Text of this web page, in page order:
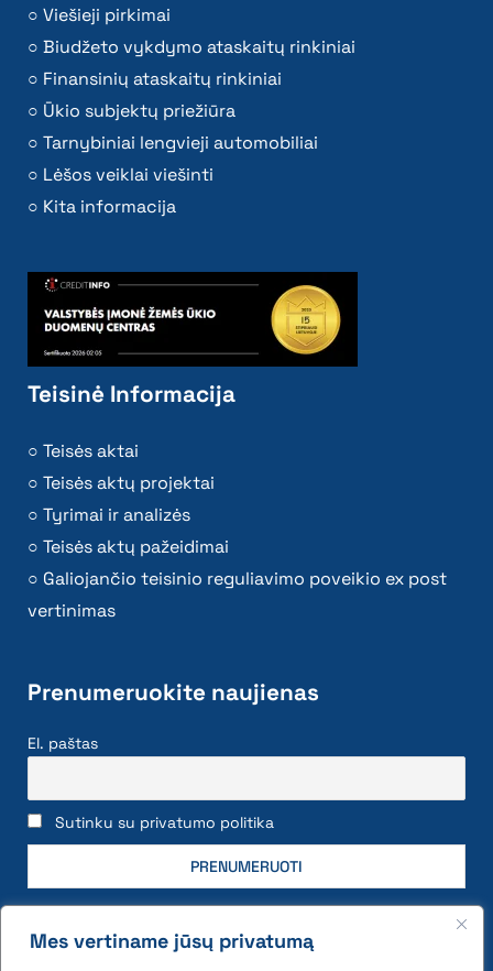
Mes vertiname jūsų privatumą
Viešieji pirkimai
Biudžeto vykdymo ataskaitų rinkiniai
Finansinių ataskaitų rinkiniai
Ūkio subjektų priežiūra
Tarnybiniai lengvieji automobiliai
Lėšos veiklai viešinti
Kita informacija
Teisinė Informacija
Teisės aktai
Teisės aktų projektai
Tyrimai ir analizės
Teisės aktų pažeidimai
Galiojančio teisinio reguliavimo poveikio ex post
vertinimas
Prenumeruokite naujienas
El. paštas
Sutinku su privatumo politika